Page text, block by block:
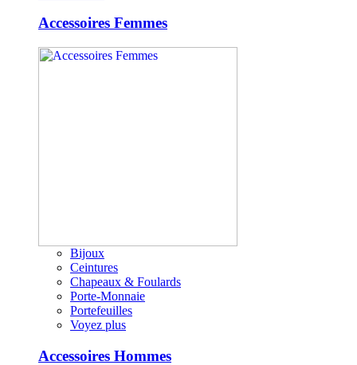
Accessoires Femmes
Bijoux
Ceintures
Chapeaux & Foulards
Porte-Monnaie
Portefeuilles
Voyez plus
Accessoires Hommes